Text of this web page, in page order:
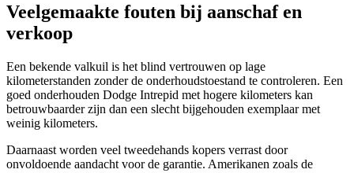
Veelgemaakte fouten bij aanschaf en
verkoop
Een bekende valkuil is het blind vertrouwen op lage
kilometerstanden zonder de onderhoudstoestand te controleren. Een
goed onderhouden Dodge Intrepid met hogere kilometers kan
betrouwbaarder zijn dan een slecht bijgehouden exemplaar met
weinig kilometers.
Daarnaast worden veel tweedehands kopers verrast door
onvoldoende aandacht voor de garantie. Amerikanen zoals de